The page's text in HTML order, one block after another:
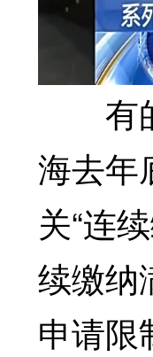
有的
海去年
关“连
续缴纳
申请限